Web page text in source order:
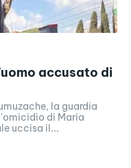
accusato di
la guardia
di Maria
uccisa il...